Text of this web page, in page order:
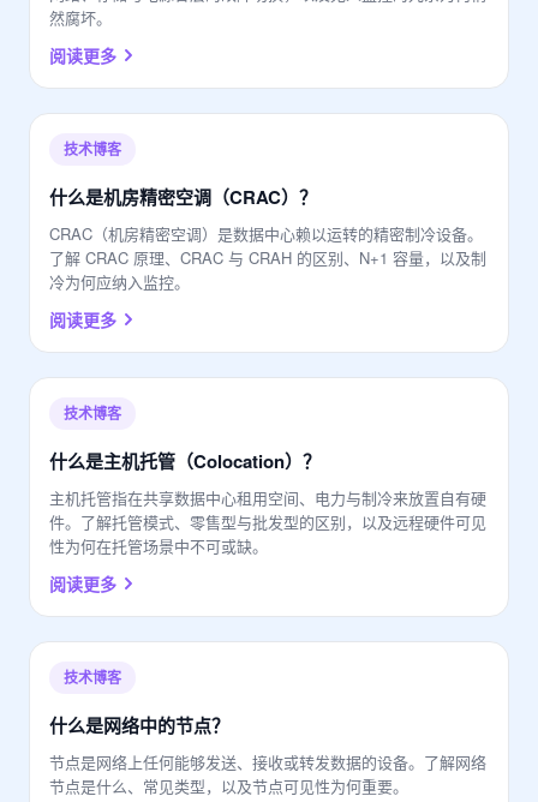
然腐坏。
阅读更多
技术博客
什么是机房精密空调（CRAC）？
CRAC（机房精密空调）是数据中心赖以运转的精密制冷设备。
了解 CRAC 原理、CRAC 与 CRAH 的区别、N+1 容量，以及制
冷为何应纳入监控。
阅读更多
技术博客
什么是主机托管（Colocation）？
主机托管指在共享数据中心租用空间、电力与制冷来放置自有硬
件。了解托管模式、零售型与批发型的区别，以及远程硬件可见
性为何在托管场景中不可或缺。
阅读更多
技术博客
什么是网络中的节点？
节点是网络上任何能够发送、接收或转发数据的设备。了解网络
节点是什么、常见类型，以及节点可见性为何重要。